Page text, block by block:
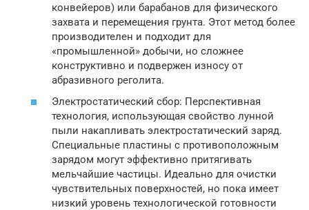
конвейеров) или барабанов для физического
захвата и перемещения грунта. Этот метод более
производителен и подходит для
«промышленной» добычи, но сложнее
конструктивно и подвержен износу от
абразивного реголита.
Электростатический сбор: Перспективная
технология, использующая свойство лунной
пыли накапливать электростатический заряд.
Специальные пластины с противоположным
зарядом могут эффективно притягивать
мельчайшие частицы. Идеально для очистки
чувствительных поверхностей, но пока имеет
низкий уровень технологической готовности